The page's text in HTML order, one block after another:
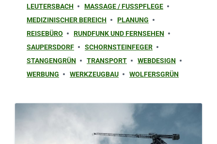
LEUTERSBACH
MASSAGE / FUSSPFLEGE
MEDIZINISCHER BEREICH
PLANUNG
REISEBÜRO
RUNDFUNK UND FERNSEHEN
SAUPERSDORF
SCHORNSTEINFEGER
STANGENGRÜN
TRANSPORT
WEBDESIGN
WERBUNG
WERKZEUGBAU WOLFERSGRÜN